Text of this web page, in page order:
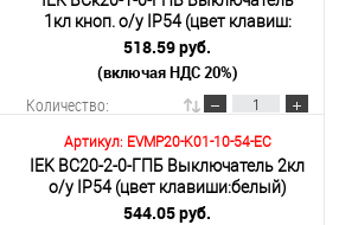
В корзину
Подробнее
1кл кноп. о/у IP54 (цвет клавиш:
белый) ГЕРМЕС PLUS
518.59 руб.
(включая НДС 20%)
Количество:
В корзину
Артикул: EVMP20-K01-10-54-EC
IEK ВС20-2-0-ГПБ Выключатель 2кл
о/у IP54 (цвет клавиши:белый)
ГЕРМЕС PLUS
544.05 руб.